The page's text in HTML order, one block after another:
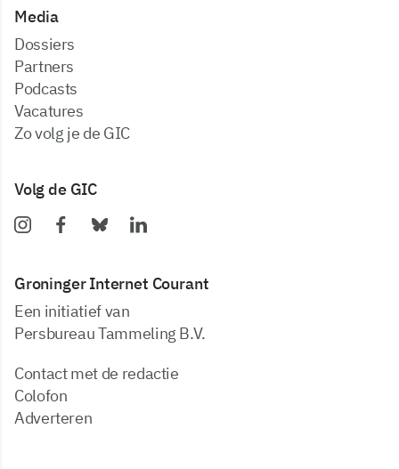
Media
dossiers
partners
podcasts
vacatures
zo volg je de GIC
Volg de GIC
Groninger Internet Courant
Een initiatief van
Persbureau Tammeling B.V.
Contact met de redactie
Colofon
Adverteren